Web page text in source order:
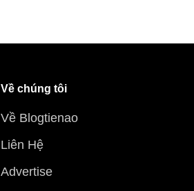
Về chúng tôi
Về Blogtienao
Liên Hệ
Advertise